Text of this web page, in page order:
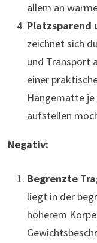
allem an
Platzsparend
zeichnet sich
und Transport
einer
Hängematte je
aufstellen
Negativ:
Begrenzte
liegt in der
höherem